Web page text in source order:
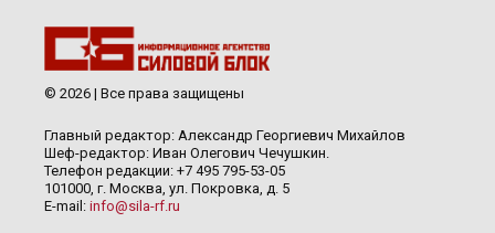
© 2026 | Все права защищены
Главный редактор: Александр Георгиевич Михайлов
Шеф-редактор: Иван Олегович Чечушкин.
Телефон редакции: +7 495 795-53-05
101000, г. Москва, ул. Покровка, д. 5
E-mail: info@sila-rf.ru